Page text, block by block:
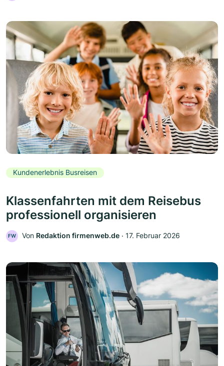
Kundenerlebnis Busreisen
Klassenfahrten mit dem Reisebus
professionell organisieren
FW Von Redaktion firmenweb.de ‧ 17. Februar 2026